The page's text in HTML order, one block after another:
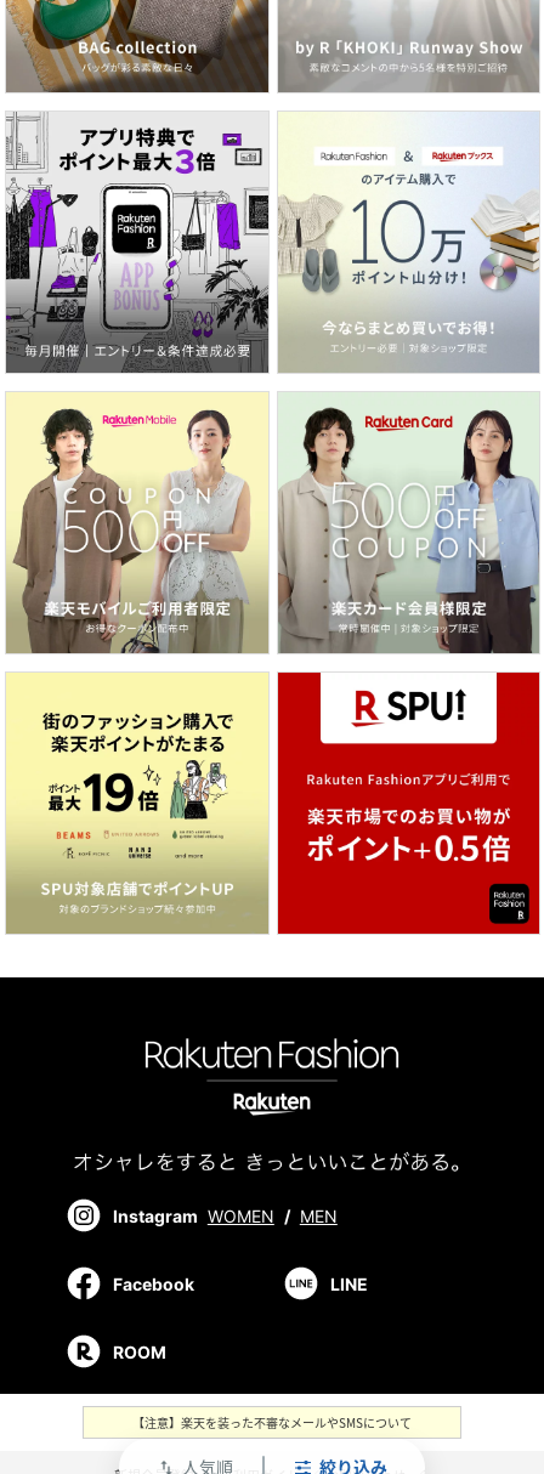
swap_vert 人気順 絞り込み
Instagram WOMEN / MEN
Facebook LINE
ROOM
【注意】楽天を装った不審なメールやSMSについて